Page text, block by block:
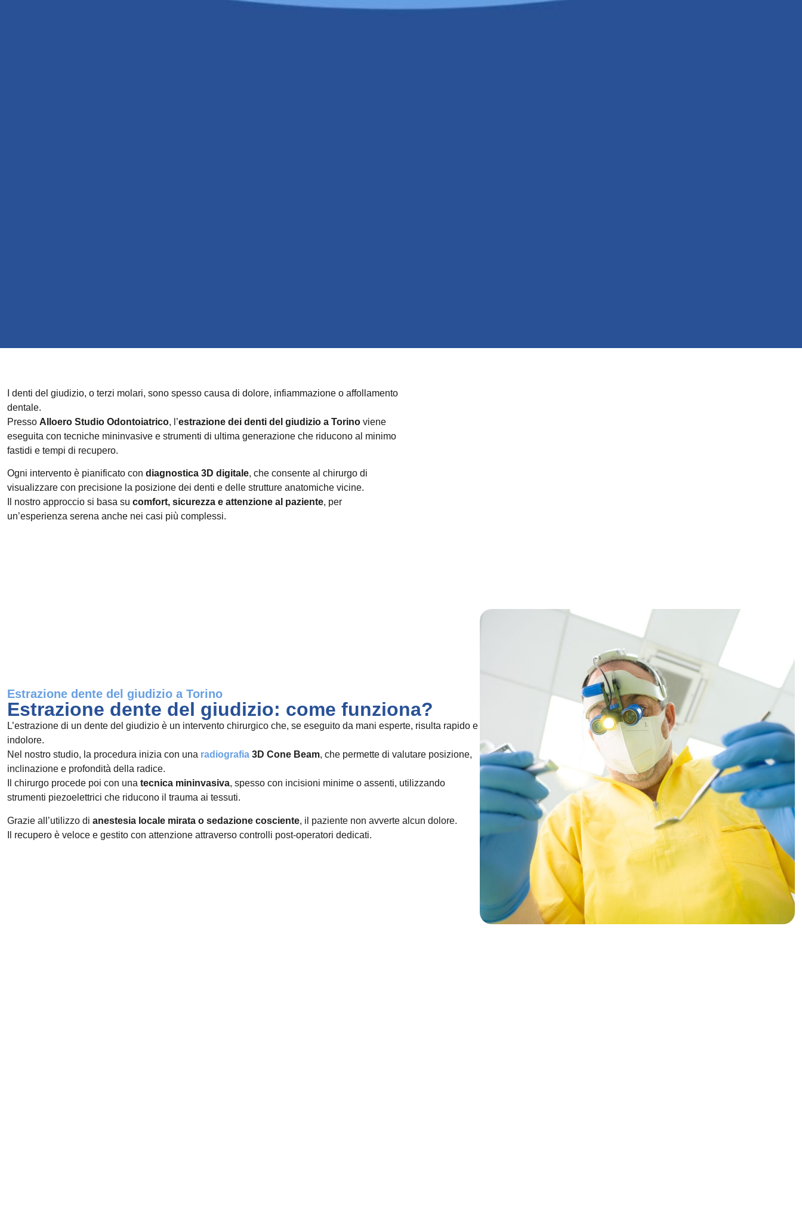
I denti del giudizio, o terzi molari, sono spesso causa di dolore, infiammazione o affollamento
dentale.
Presso Alloero Studio Odontoiatrico, l’estrazione dei denti del giudizio a Torino viene
eseguita con tecniche mininvasive e strumenti di ultima generazione che riducono al minimo
fastidi e tempi di recupero.
Ogni intervento è pianificato con diagnostica 3D digitale, che consente al chirurgo di
visualizzare con precisione la posizione dei denti e delle strutture anatomiche vicine.
Il nostro approccio si basa su comfort, sicurezza e attenzione al paziente, per
un’esperienza serena anche nei casi più complessi.
Estrazione dente del giudizio a Torino
Estrazione dente del giudizio: come funziona?
L’estrazione di un dente del giudizio è un intervento chirurgico che, se eseguito da mani esperte, risulta rapido e
indolore.
Nel nostro studio, la procedura inizia con una radiografia 3D Cone Beam, che permette di valutare posizione,
inclinazione e profondità della radice.
Il chirurgo procede poi con una tecnica mininvasiva, spesso con incisioni minime o assenti, utilizzando
strumenti piezoelettrici che riducono il trauma ai tessuti.
Grazie all’utilizzo di anestesia locale mirata o sedazione cosciente, il paziente non avverte alcun dolore.
Il recupero è veloce e gestito con attenzione attraverso controlli post-operatori dedicati.